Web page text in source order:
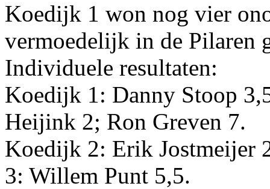
Koedijk 1 won nog vier
vermoedelijk in de Pilaren
Individuele resultaten:
Koedijk 1: Danny Stoop
Heijink 2; Ron Greven 7.
Koedijk 2: Erik Jostmeijer
3: Willem Punt 5,5.